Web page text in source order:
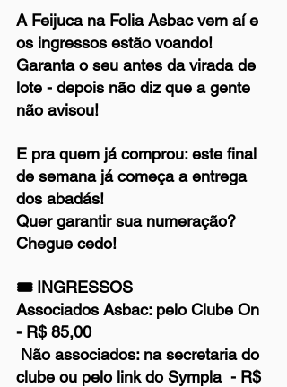
A Feijuca na Folia Asbac vem aí e
os ingressos estão voando!
Garanta o seu antes da virada de
lote - depois não diz que a gente
não avisou!
E pra quem já comprou: este final
de semana já começa a entrega
dos abadás!
Quer garantir sua numeração?
Chegue cedo!
🎟 INGRESSOS
Associados Asbac: pelo Clube On
- R$ 85,00
clube ou pelo link do Sympla  - R$